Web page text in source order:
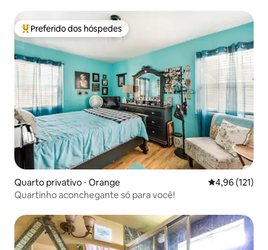
Entre os melhores preferidos dos hóspedes
Preferido dos hóspedes
Quarto privativo ⋅ Orange 4,96 de uma
4,96 (121)
Quartinho aconchegante só para você!